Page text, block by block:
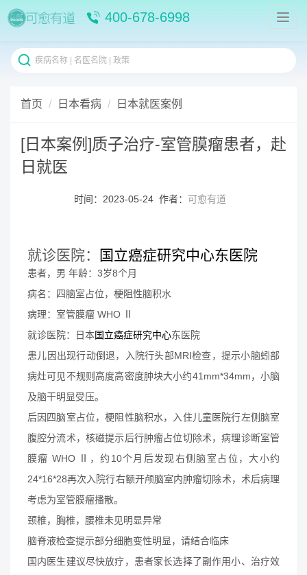
400-678-6998
首页 日本看病 日本就医案例
[日本案例]质子治疗-室管膜瘤患者，赴
日就医
时间：2023-05-24 作者： 可愈有道
就诊医院： 国立癌症研究中心东医院
患者，男 年龄：3岁8个月
病名：四脑室占位，梗阻性脑积水
病理：室管膜瘤 WHO Ⅱ
就诊医院：日本国立癌症研究中心东医院
患儿因出现行动倒退，入院行头部MRI检查，提示小脑蚓部
病灶可见不规则高度高密度肿块大小约41mm*34mm，小脑
及脑干明显受压。
后因四脑室占位，梗阻性脑积水，入住儿童医院行左侧脑室
腹腔分流术，核磁提示后行肿瘤占位切除术，病理诊断室管
膜瘤 WHO Ⅱ，约10个月后发现右侧脑室占位，大小约
24*16*28再次入院行右额开颅脑室内肿瘤切除术，术后病理
考虑为室管膜瘤播散。
颈椎，胸椎，腰椎未见明显异常
脑脊液检查提示部分细胞变性明显，请结合临床
国内医生建议尽快放疗，患者家长选择了副作用小、治疗效